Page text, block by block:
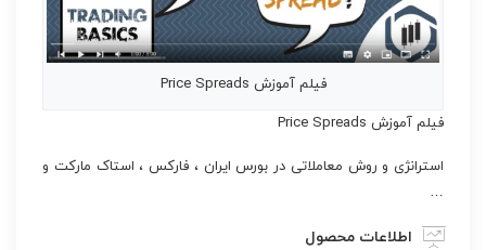
فیلم آموزش Price Spreads
فیلم آموزش Price Spreads
استرانژی و روش معاملاتی در بورس ایران ، فارکس ، استاک مارکت و
…
اطلاعات محصول